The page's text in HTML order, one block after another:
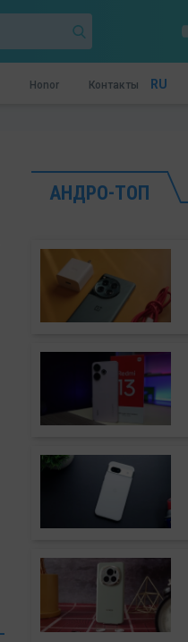
Honor Контакты RU
АНДРО-ТОП